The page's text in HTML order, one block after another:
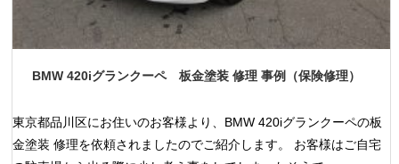
BMW 420iグランクーペ 板金塗装 修理 事例（保険修理）
東京都品川区にお住いのお客様より、BMW 420iグランクーペの板
金塗装 修理を依頼されましたのでご紹介します。 お客様はご自宅